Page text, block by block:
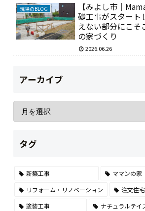
現場のBLOG
【みよし市｜
礎工事がスタート
えない部分にこそ
の家づくり
2026.06.26
アーカイブ
タグ
新築工事
ママンの家
リフォーム・リノベーション
注文住宅
塗装工事
ナチュラルテイ